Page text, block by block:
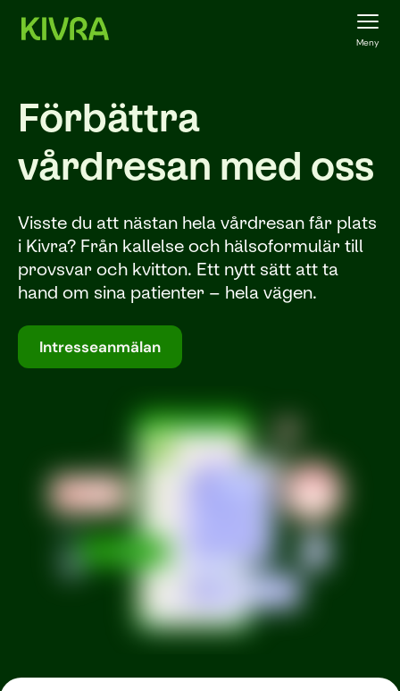
Meny
Förbättra
vårdresan med oss
Visste du att nästan hela vårdresan får plats
i Kivra? Från kallelse och hälsoformulär till
provsvar och kvitton. Ett nytt sätt att ta
hand om sina patienter – hela vägen.
Intresseanmälan